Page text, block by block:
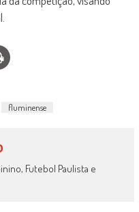
fluminense
Futebol Paulista e